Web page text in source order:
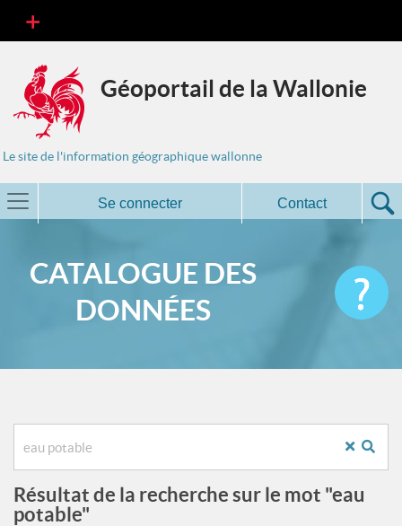
Géoportail de la Wallonie
Le site de l'information géographique wallonne
Se connecter Contact
CATALOGUE DES
DONNÉES
Résultat de la recherche sur le mot "eau
potable"